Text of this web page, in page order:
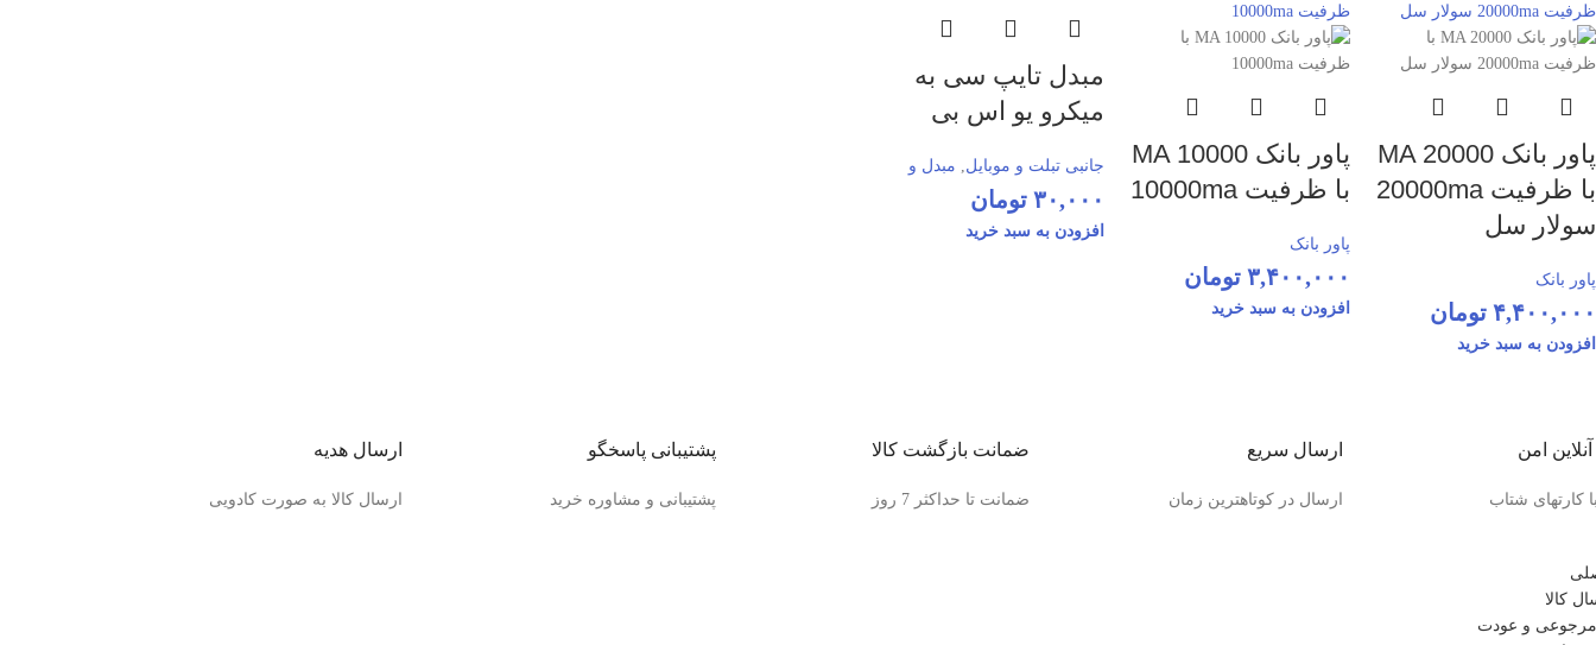
پاور بانک MA 20000
با ظرفیت 20000ma
سولار سل
پاور بانک
۴,۴۰۰,۰۰۰ تومان
افزودن به سبد خرید
پاور بانک MA 10000
با ظرفیت 10000ma
پاور بانک
۳,۴۰۰,۰۰۰ تومان
افزودن به سبد خرید
مبدل تایپ سی به
میکرو یو اس بی
جانبی تبلت و موبایل
مبدل و
۳۰,۰۰۰ تومان
افزودن به سبد خرید
امن
کارتهای شتاب
ارسال سریع
ارسال در کوتاهترین زمان
ضمانت بازگشت کالا
ضمانت تا حداکثر 7 روز
پشتیبانی پاسخگو
پشتیبانی و مشاوره خرید
ارسال هدیه
ارسال کالا به صورت کادویی
کالا
و عودت